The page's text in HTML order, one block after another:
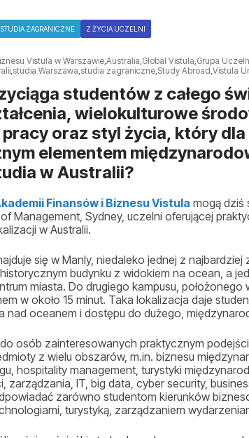
STUDIA ZAGRANICZNE Z ŻYCIA UCZELNI
Vistula w Warszawie Australia Global Vistula Grupa
studia Warszawa studia zagraniczne Study Abroad Vistula
studentów z całego
wielokulturowe
oraz styl życia, który dla
elementem
w Australii?
Finansów i Biznesu Vistula mogą dziś
Management, Sydney, uczelni oferującej
w Australii.
się w Manly, niedaleko jednej z
budynku z widokiem na ocean, a
miasta. Do drugiego kampusu, położonego
w około 15 minut. Taka lokalizacja daje
nad oceanem i dostępu do dużego,
osób zainteresowanych praktycznym
z wielu obszarów, m.in. biznesu
hospitality management, turystyki
zarządzania, IT, big data, cyber security,
zarówno studentom kierunków
turystyką, zarządzaniem